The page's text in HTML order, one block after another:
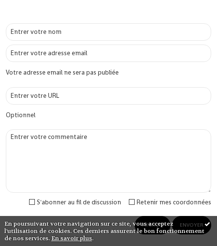
En poursuivant votre navigation sur ce site, vous acceptez
l'utilisation de cookies. Ces derniers assurent le bon fonctionnement
de nos services. En savoir plus.
Votre adresse email ne sera pas publiée
Optionnel
Retenir mes coordonnées
S'abonner au fil de discussion